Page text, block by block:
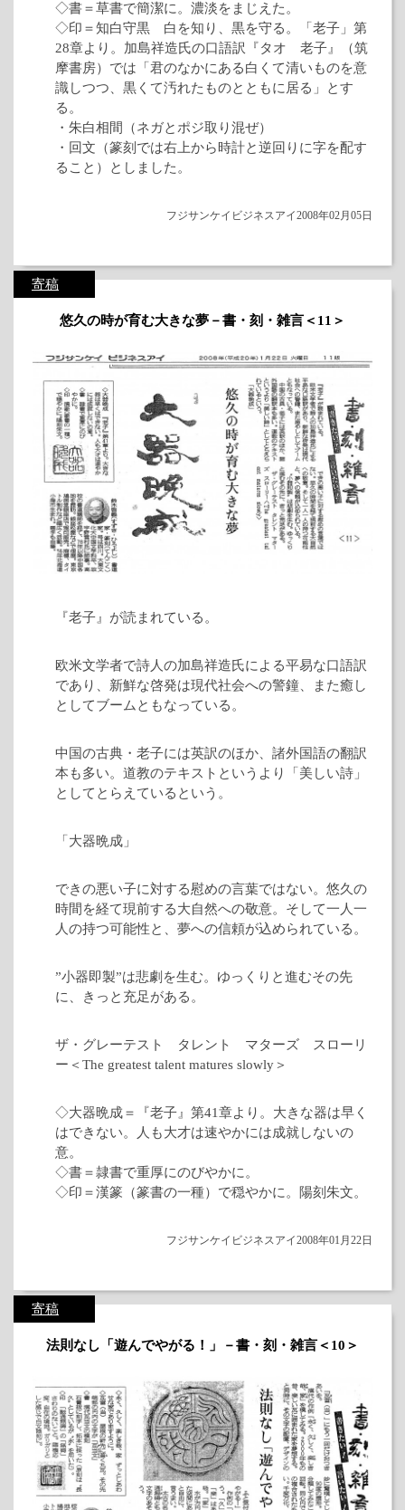
◇書＝草書で簡潔に。濃淡をまじえた。
◇印＝知白守黒 白を知り、黒を守る。「老子」第
28章より。加島祥造氏の口語訳『タオ 老子』（筑
摩書房）では「君のなかにある白くて清いものを意
識しつつ、黒くて汚れたものとともに居る」とす
る。
・朱白相間（ネガとポジ取り混ぜ）
・回文（篆刻では右上から時計と逆回りに字を配す
ること）としました。
フジサンケイビジネスアイ2008年02月05日
寄稿
悠久の時が育む大きな夢－書・刻・雑言＜11＞
『老子』が読まれている。
欧米文学者で詩人の加島祥造氏による平易な口語訳
であり、新鮮な啓発は現代社会への警鐘、また癒し
としてブームともなっている。
中国の古典・老子には英訳のほか、諸外国語の翻訳
本も多い。道教のテキストというより「美しい詩」
としてとらえているという。
「大器晩成」
できの悪い子に対する慰めの言葉ではない。悠久の
時間を経て現前する大自然への敬意。そして一人一
人の持つ可能性と、夢への信頼が込められている。
”小器即製”は悲劇を生む。ゆっくりと進むその先
に、きっと充足がある。
ザ・グレーテスト タレント マターズ スローリ
ー＜The greatest talent matures slowly＞
◇大器晩成＝『老子』第41章より。大きな器は早く
はできない。人も大才は速やかには成就しないの
意。
◇書＝隷書で重厚にのびやかに。
◇印＝漢篆（篆書の一種）で穏やかに。陽刻朱文。
フジサンケイビジネスアイ2008年01月22日
寄稿
法則なし「遊んでやがる！」－書・刻・雑言＜10＞